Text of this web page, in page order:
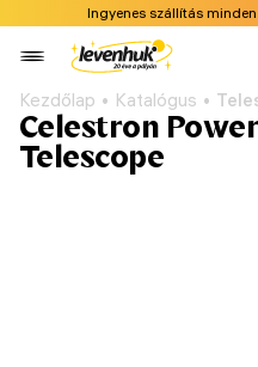
Ingyenes szállítás
Kezdőlap Katalógus
Celestron
Telescope